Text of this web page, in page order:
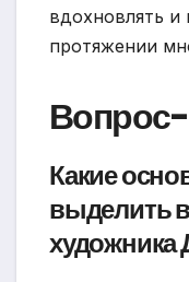
вдохновлять
протяжении
Какие
выделить
художника